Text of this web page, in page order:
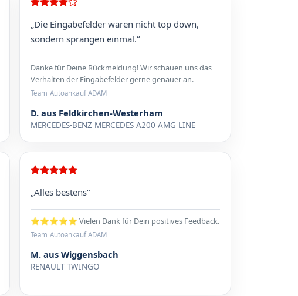
„Die Eingabefelder waren nicht top down,
sondern sprangen einmal.“
Danke für Deine Rückmeldung! Wir schauen uns das
Verhalten der Eingabefelder gerne genauer an.
Team Autoankauf ADAM
D. aus Feldkirchen-Westerham
MERCEDES-BENZ MERCEDES A200 AMG LINE
„Alles bestens“
⭐⭐⭐⭐⭐ Vielen Dank für Dein positives Feedback.
Team Autoankauf ADAM
M. aus Wiggensbach
RENAULT TWINGO